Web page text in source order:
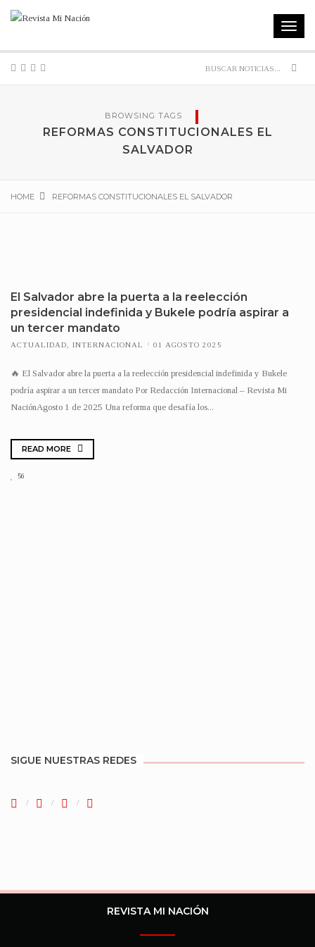
Toggle
BROWSING TAGS
REFORMAS CONSTITUCIONALES EL
SALVADOR
HOME REFORMAS CONSTITUCIONALES EL SALVADOR
El Salvador abre la puerta a la reelección
presidencial indefinida y Bukele podría aspirar a
un tercer mandato
ACTUALIDAD INTERNACIONAL 01 AGOSTO 2025
🔥 El Salvador abre la puerta a la reelección presidencial indefinida y Bukele
podría aspirar a un tercer mandato Por Redacción Internacional – Revista Mi
NaciónAgosto 1 de 2025 Una reforma que desafía los...
READ MORE
56
SIGUE NUESTRAS REDES
REVISTA MI NACIÓN